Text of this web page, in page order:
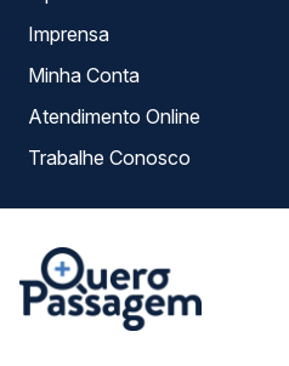
Imprensa
Minha Conta
Atendimento Online
Trabalhe Conosco